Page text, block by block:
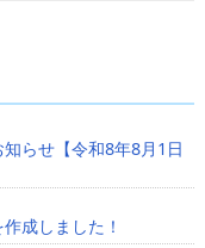
らせ【令和8年8月1日
成しました！